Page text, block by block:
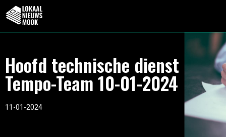
Hoofd technische dienst
Tempo-Team 10-01-2024
11-01-2024